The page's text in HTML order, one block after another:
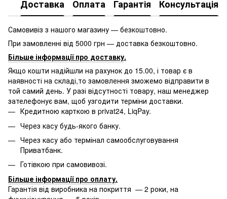
Доставка Оплата Гарантія Консультація
Самовивіз з нашого магазину — безкоштовно.
При замовленні від 5000 грн — доставка безкоштовно.
Більше інформації про доставку.
Якщо кошти надійшли на рахунок до 15.00, і товар є в
наявності на складі,то замовлення зможемо відправити в
той самий день. У разі відсутності товару, наш менеджер
зателефонує вам, щоб узгодити терміни доставки.
Кредитною карткою в privat24, LiqPay.
Через касу будь-якого банку.
Через касу або термінал самообслуговування
Приватбанк.
Готівкою при самовивозі.
Більше інформації про оплату.
Гарантія від виробника на покриття — 2 роки, на